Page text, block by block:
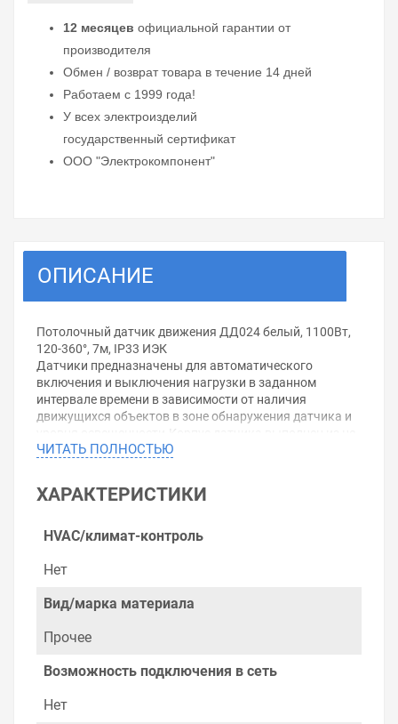
12 месяцев официальной гарантии от
производителя
Обмен / возврат товара в течение 14 дней
Работаем с 1999 года!
У всех электроизделий
государственный сертификат
ООО "Электрокомпонент"
ОПИСАНИЕ
Потолочный датчик движения ДД024 белый, 1100Вт,
120-360°, 7м, IP33 ИЭК
Датчики предназначены для автоматического
включения и выключения нагрузки в заданном
интервале времени в зависимости от наличия
движущихся объектов в зоне обнаружения датчика и
уровня освещенности.Корпус датчика выполнен из не
поддерживающего горения пластика (поликарбонат).
использовано электромеханическое реле.
Номинальное напряжение: 230В
Регулировка порогов срабатывания от освещенности:
Регулировка времени выдержки включения датчика:
Диапазон рабочих температур: от -25 до +40
Скорость обнаружения: от 0,6м/с до 1,5м/с
состоянии: 0,45Вт
1,5мм2Порог чувствительности к звуку для модели
ЧИТАТЬ ПОЛНОСТЬЮ
ХАРАКТЕРИСТИКИ
HVAC/климат-контроль
Нет
Вид/марка материала
Прочее
Возможность подключения в сеть
Нет